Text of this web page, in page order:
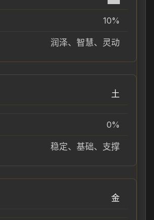
10%
润泽、智慧、灵动
土
0%
稳定、基础、支撑
金